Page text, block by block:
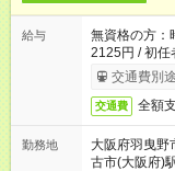
給与
無資格の方：
2125円 / 初任
交通費別
交通費 全額
勤務地
大阪府羽曳野
古市(大阪府)